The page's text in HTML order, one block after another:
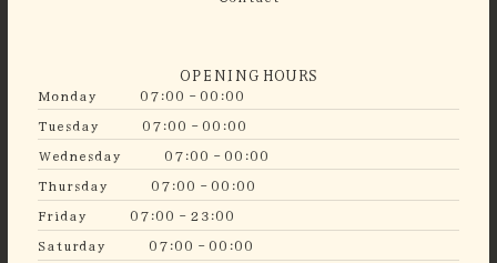
OPENING HOURS
Monday
07:00 - 00:00
Tuesday
07:00 - 00:00
Wednesday
07:00 - 00:00
Thursday
07:00 - 00:00
Friday
07:00 - 23:00
Saturday
07:00 - 00:00